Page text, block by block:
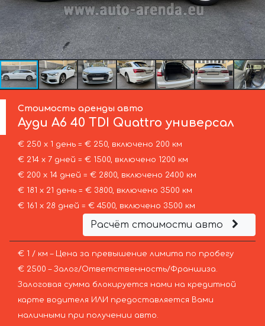
Стоимость аренды авто
АудиA6 40 TDI Quattro универсал
€ 250 х 1 день = € 250, включено 200 км
€ 214 х 7 дней = € 1500, включено 1200 км
€ 200 х 14 дней = € 2800, включено 2400 км
€ 181 х 21 день = € 3800, включено 3500 км
€ 161 х 28 дней = € 4500, включено 3500 км
Расчёт стоимости авто
€ 1 / км – Цена за превышение лимита по пробегу
€ 2500 – Залог/Ответственность/Франшиза.
Залоговая сумма блокируется нами на кредитной
карте водителя ИЛИ предоставляется Вами
наличными при получении авто.